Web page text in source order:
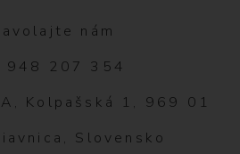
nám
948 207 354
Kolpašská 1, 969 01
Slovensko